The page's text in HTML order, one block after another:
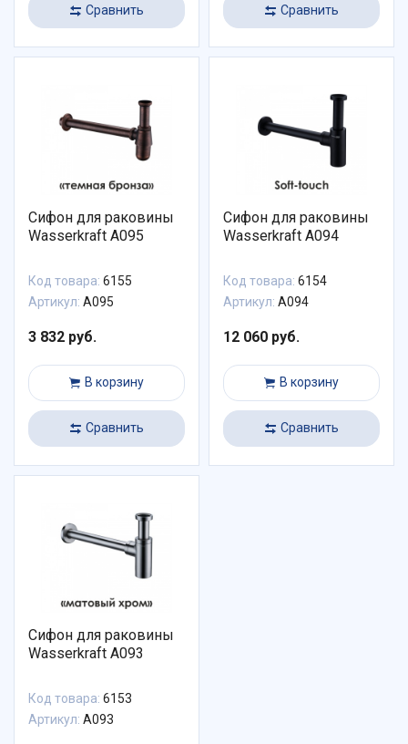
Сравнить Сравнить
Сифон для раковины
Wasserkraft A095
Код товара: 6155
Артикул: A095
3 832 руб.
В корзину
Сравнить
Сифон для раковины
Wasserkraft A094
Код товара: 6154
Артикул: A094
12 060 руб.
В корзину
Сравнить
Сифон для раковины
Wasserkraft A093
Код товара: 6153
Артикул: A093